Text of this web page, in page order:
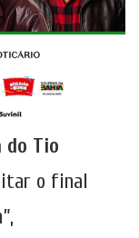
do Tio
o final